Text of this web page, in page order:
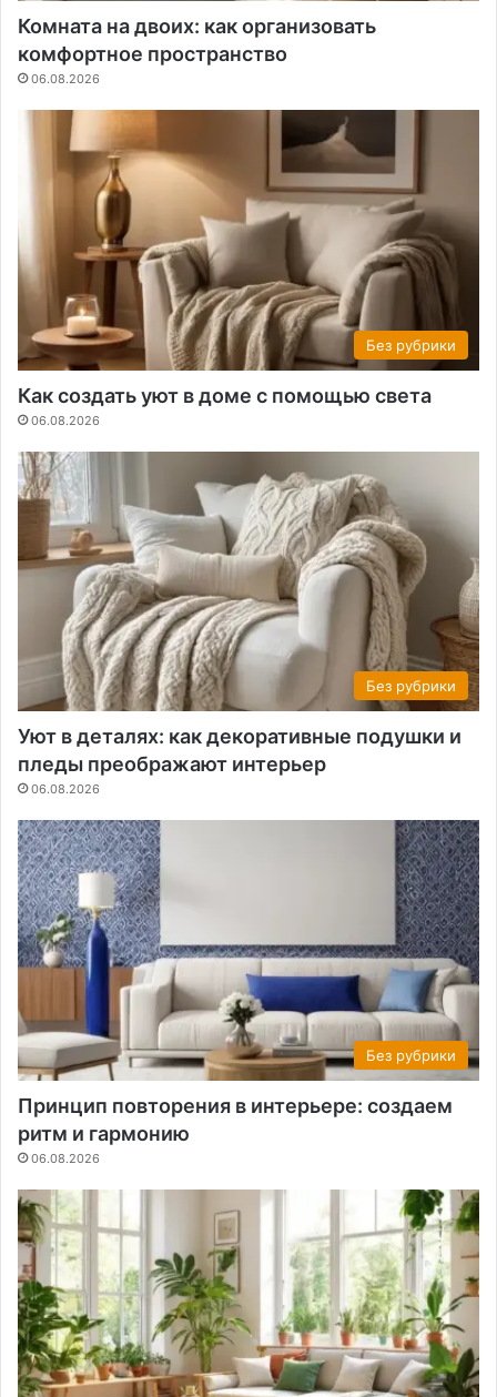
Комната на двоих: как организовать
комфортное пространство
06.08.2026
Без рубрики
Как создать уют в доме с помощью света
06.08.2026
Без рубрики
Уют в деталях: как декоративные подушки и
пледы преображают интерьер
06.08.2026
Без рубрики
Принцип повторения в интерьере: создаем
ритм и гармонию
06.08.2026